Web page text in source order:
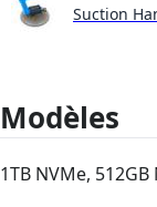
Suction
Modèles
1TB NVMe, 512GB